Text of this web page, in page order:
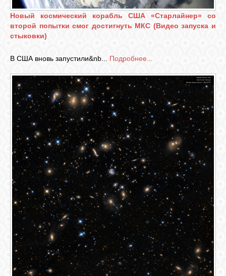
ВИДЕО
СВЯЗЬ
ВХОД
RSS
Новый космический корабль США «Старлайнер» со
второй попытки смог достигнуть МКС (Видео запуска и
стыковки)
В США вновь запустили&nb... Подробнее...